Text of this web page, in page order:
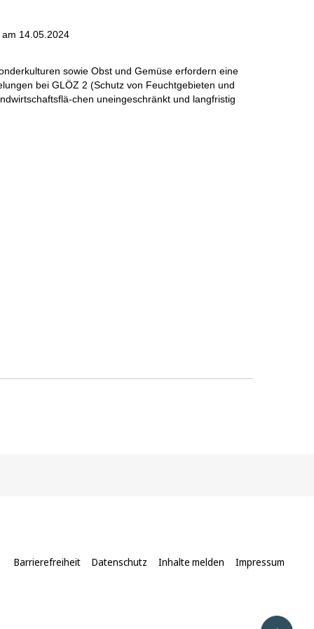
am 14.05.2024
sowie Obst und Gemüse erfordern eine
bei GLÖZ 2 (Schutz von Feuchtgebieten und
chen uneingeschränkt und langfristig
Barrierefreiheit Datenschutz Inhalte melden Impressum